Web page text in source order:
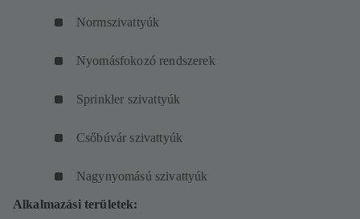
Normszivattyúk
Nyomásfokozó rendszerek
Sprinkler szivattyúk
Csőbúvár szivattyúk
Nagynyomású szivattyúk
Alkalmazási területek: